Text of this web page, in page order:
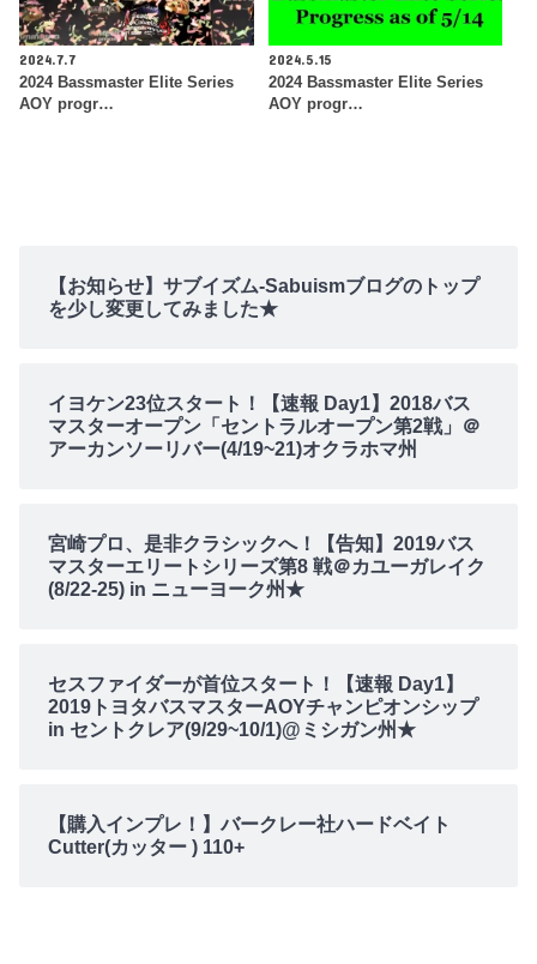
2024.7.7
2024 Bassmaster Elite Series
AOY progr…
2024.5.15
2024 Bassmaster Elite Series
AOY progr…
【お知らせ】サブイズム-Sabuismブログのトップ
を少し変更してみました★
イヨケン23位スタート！【速報 Day1】2018バス
マスターオープン「セントラルオープン第2戦」＠
アーカンソーリバー(4/19~21)オクラホマ州
宮崎プロ、是非クラシックへ！【告知】2019バス
マスターエリートシリーズ第8 戦＠カユーガレイク
(8/22-25) in ニューヨーク州★
セスファイダーが首位スタート！【速報 Day1】
2019トヨタバスマスターAOYチャンピオンシップ
in セントクレア(9/29~10/1)@ミシガン州★
【購入インプレ！】バークレー社ハードベイト
Cutter(カッター ) 110+